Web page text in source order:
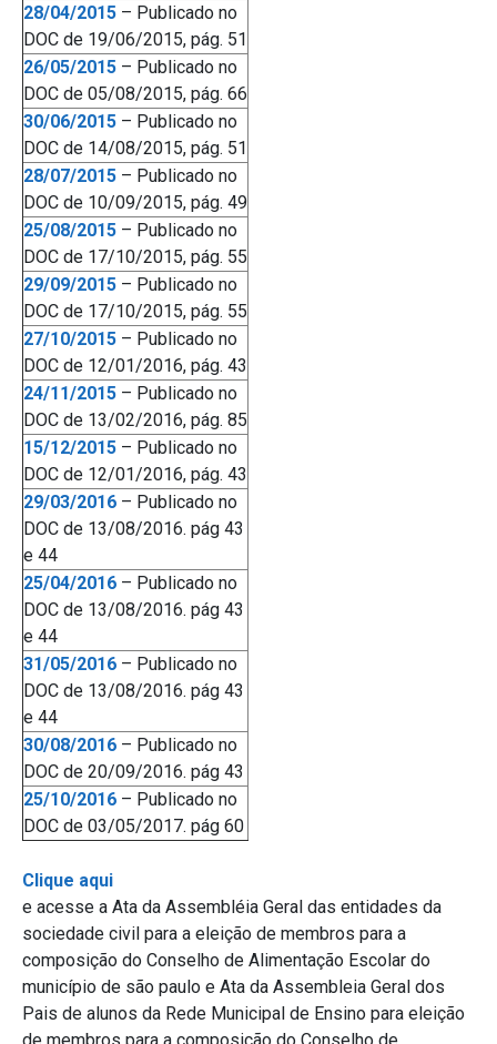
28/04/2015 – Publicado no
DOC de 19/06/2015, pág. 51
26/05/2015 – Publicado no
DOC de 05/08/2015, pág. 66
30/06/2015 – Publicado no
DOC de 14/08/2015, pág. 51
28/07/2015 – Publicado no
DOC de 10/09/2015, pág. 49
25/08/2015 – Publicado no
DOC de 17/10/2015, pág. 55
29/09/2015 – Publicado no
DOC de 17/10/2015, pág. 55
27/10/2015 – Publicado no
DOC de 12/01/2016, pág. 43
24/11/2015 – Publicado no
DOC de 13/02/2016, pág. 85
15/12/2015 – Publicado no
DOC de 12/01/2016, pág. 43
29/03/2016 – Publicado no
DOC de 13/08/2016. pág 43
e 44
25/04/2016 – Publicado no
DOC de 13/08/2016. pág 43
e 44
31/05/2016 – Publicado no
DOC de 13/08/2016. pág 43
e 44
30/08/2016 – Publicado no
DOC de 20/09/2016. pág 43
25/10/2016 – Publicado no
DOC de 03/05/2017. pág 60
Clique aqui
e acesse a Ata da Assembléia Geral das entidades da
sociedade civil para a eleição de membros para a
composição do Conselho de Alimentação Escolar do
município de são paulo e Ata da Assembleia Geral dos
Pais de alunos da Rede Municipal de Ensino para eleição